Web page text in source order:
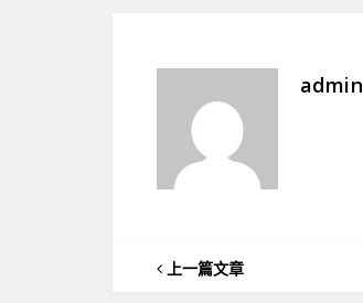
admin
上一篇文章